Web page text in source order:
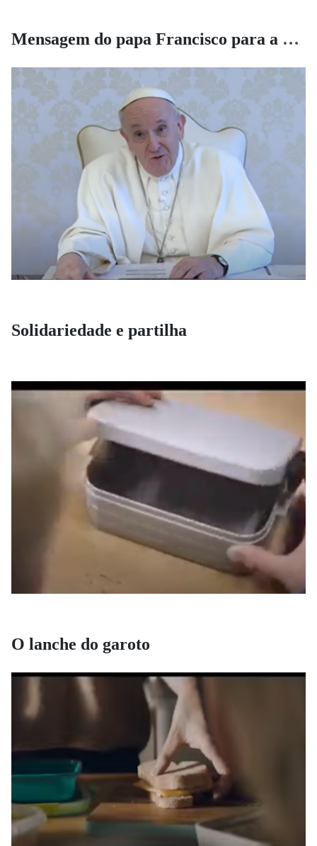
Mensagem do papa Francisco para a CF/2024
Solidariedade e partilha
O lanche do garoto